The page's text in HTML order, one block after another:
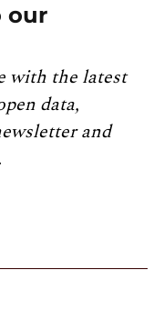
our
with the latest
data,
and